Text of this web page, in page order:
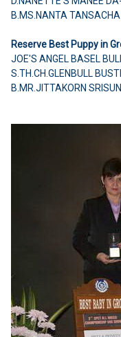
B.MS.NANTA
Reserve Best Puppy in
JOE'S ANGEL BASEL
S.TH.CH.GLENBULL
B.MR.JITTAKORN